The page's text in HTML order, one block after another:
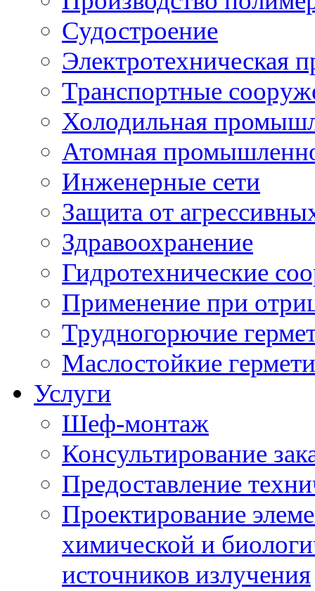
Судостроение
Электротехническая
Транспортные
Холодильная
Атомная
Инженерные сети
Защита от
Здравоохранение
Гидротехнические
Применение при
Трудногорючие
Маслостойкие
Услуги
Шеф-монтаж
Консультирование
Предоставление
Проектирование
химической и
источников излучения